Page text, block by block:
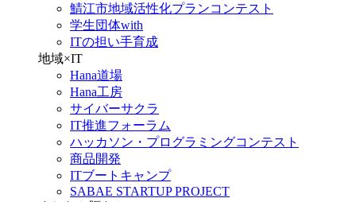
鯖江市地域活性化プランコンテスト
学生団体with
ITの担い手育成
地域×IT
Hana道場
Hana工房
サイバーサクラ
IT推進フォーラム
ハッカソン・プログラミングコンテスト
商品開発
ITブートキャンプ
SABAE STARTUP PROJECT